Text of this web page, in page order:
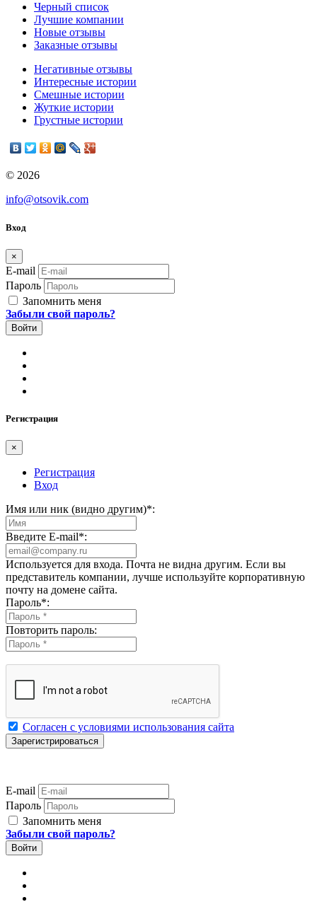
Черный список
Лучшие компании
Новые отзывы
Заказные отзывы
Негативные отзывы
Интересные истории
Смешные истории
Жуткие истории
Грустные истории
© 2026
info@otsovik.com
Вход
×
E-mail
Пароль
Запомнить меня
Забыли свой пароль?
Регистрация
×
Регистрация
Вход
Имя или ник (видно другим)*:
Введите E-mail*:
Используется для входа. Почта не видна другим. Если вы
представитель компании, лучше используйте корпоративную
почту на домене сайта.
Пароль*:
Повторить пароль:
Согласен с условиями использования сайта
E-mail
Пароль
Запомнить меня
Забыли свой пароль?